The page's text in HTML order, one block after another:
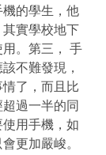
的學生，他
實學校地下
。第三， 手
不難發現，
了，而且比
過一半的同
用手機，如
更加嚴峻。